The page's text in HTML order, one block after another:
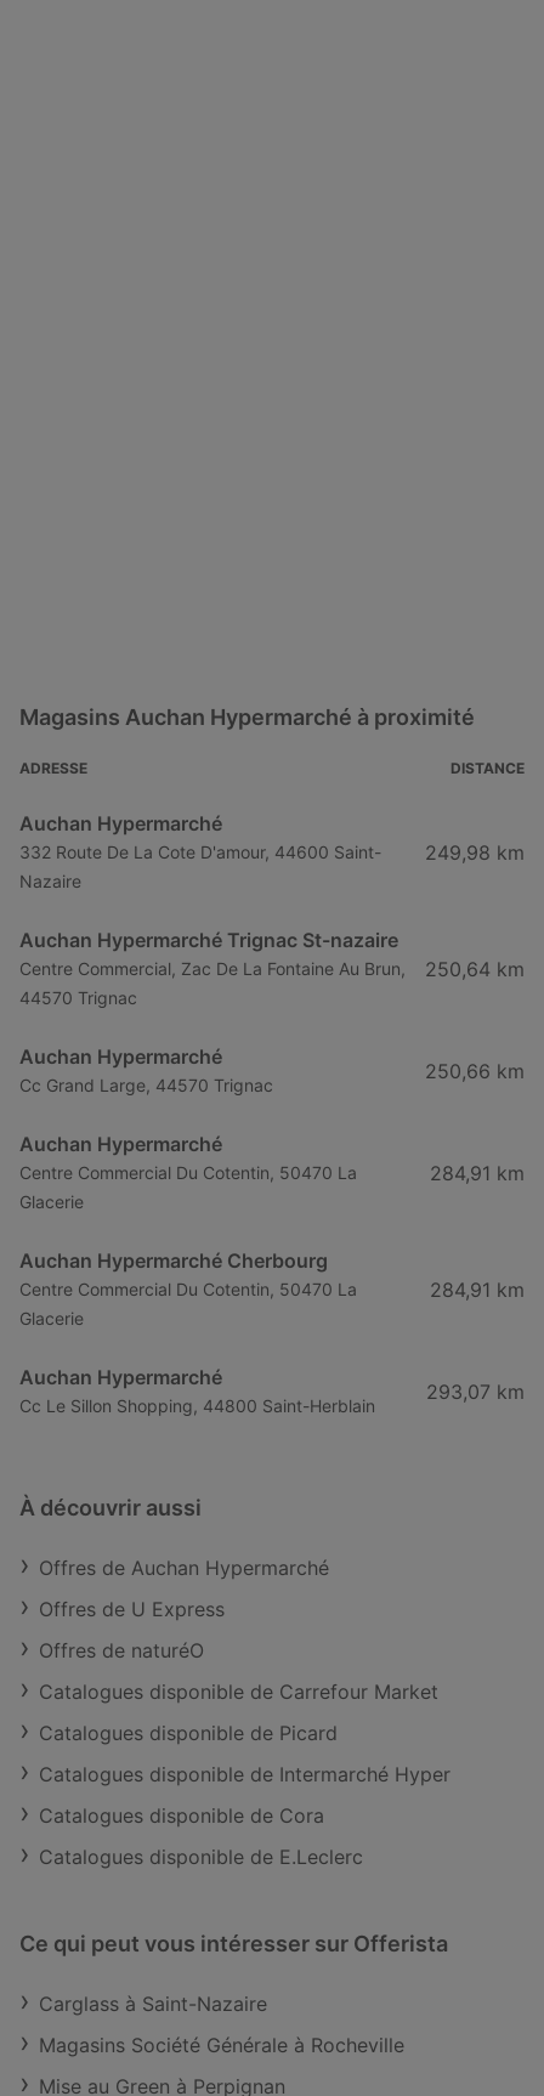
Magasins Auchan Hypermarché à proximité
ADRESSE DISTANCE
Auchan Hypermarché
332 Route De La Cote D'amour, 44600 Saint-
Nazaire
249,98 km
Auchan Hypermarché Trignac St-nazaire
Centre Commercial, Zac De La Fontaine Au Brun,
44570 Trignac
250,64 km
Auchan Hypermarché
Cc Grand Large, 44570 Trignac
250,66 km
Auchan Hypermarché
Centre Commercial Du Cotentin, 50470 La
Glacerie
284,91 km
Auchan Hypermarché Cherbourg
Centre Commercial Du Cotentin, 50470 La
Glacerie
284,91 km
Auchan Hypermarché
Cc Le Sillon Shopping, 44800 Saint-Herblain
293,07 km
À découvrir aussi
Offres de Auchan Hypermarché
Offres de U Express
Offres de naturéO
Catalogues disponible de Carrefour Market
Catalogues disponible de Picard
Catalogues disponible de Intermarché Hyper
Catalogues disponible de Cora
Catalogues disponible de E.Leclerc
Ce qui peut vous intéresser sur Offerista
Carglass à Saint-Nazaire
Magasins Société Générale à Rocheville
Mise au Green à Perpignan